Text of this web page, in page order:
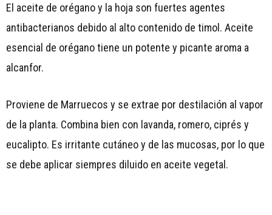
El aceite de orégano y la hoja son fuertes agentes
antibacterianos debido al alto contenido de timol. Aceite
esencial de orégano tiene un potente y picante aroma a
alcanfor.
Proviene de Marruecos y se extrae por destilación al vapor
de la planta. Combina bien con lavanda, romero, ciprés y
eucalipto. Es irritante cutáneo y de las mucosas, por lo que
se debe aplicar siempres diluido en aceite vegetal.